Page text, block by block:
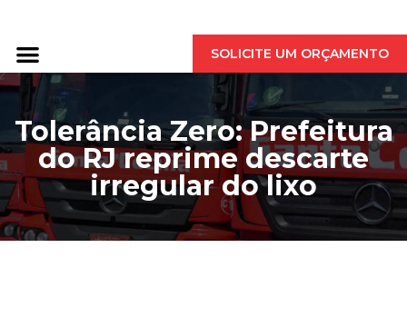
SOLICITE UM ORÇAMENTO
Tolerância Zero: Prefeitura
do RJ reprime descarte
irregular do lixo